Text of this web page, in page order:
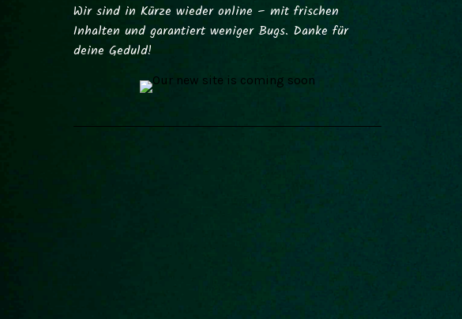
Wir sind in Kürze wieder online – mit frischen
Inhalten und garantiert weniger Bugs. Danke für
deine Geduld!